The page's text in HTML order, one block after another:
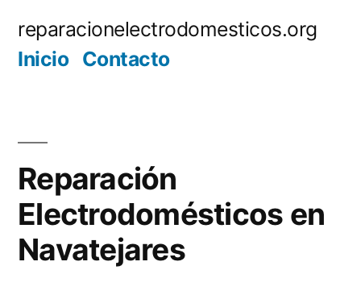
reparacionelectrodomesticos.org
Inicio Contacto
Reparación
Electrodomésticos en
Navatejares